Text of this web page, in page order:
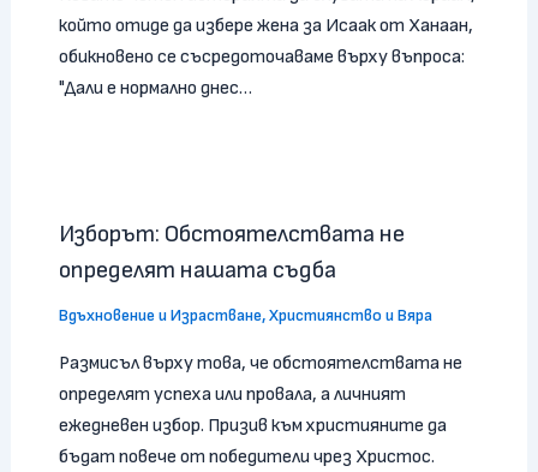
който отиде да избере жена за Исаак от Ханаан,
обикновено се съсредоточаваме върху въпроса:
"Дали е нормално днес…
Изборът: Обстоятелствата не
определят нашата съдба
Вдъхновение и Израстване,Християнство и Вяра
Размисъл върху това, че обстоятелствата не
определят успеха или провала, а личният
ежедневен избор. Призив към християните да
бъдат повече от победители чрез Христос.